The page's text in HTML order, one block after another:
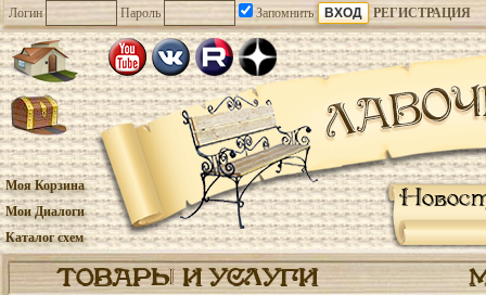
Логин Пароль Запомнить РЕГИСТРАЦИЯ
Моя Корзина
Мои Диалоги
Каталог схем
ТОВАРЫ И УСЛУГИ